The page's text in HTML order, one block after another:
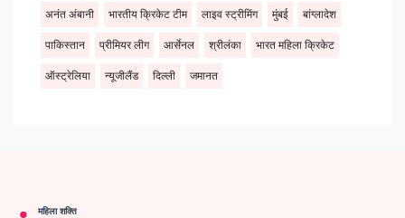
अनंत अंबानी भारतीय क्रिकेट टीम लाइव स्ट्रीमिंग मुंबई बांग्लादेश
पाकिस्तान प्रीमियर लीग आर्सेनल श्रीलंका भारत महिला क्रिकेट
ऑस्ट्रेलिया न्यूजीलैंड दिल्ली जमानत